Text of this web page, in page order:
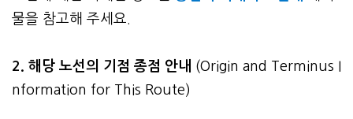
물을 참고해 주세요.
2. 해당 노선의 기점 종점 안내 (Origin and Terminus I
nformation for This Route)